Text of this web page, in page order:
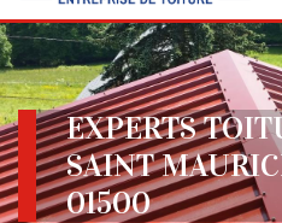
EXPERTS
SAINT
01500